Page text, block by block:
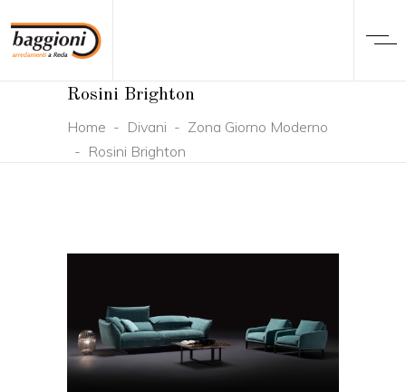
Rosini Brighton
Home - Divani - Zona Giorno Moderno
- Rosini Brighton